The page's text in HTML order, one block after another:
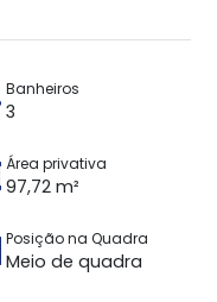
Banheiros
3
Área privativa
97,72 m²
Posição na Quadra
Meio de quadra